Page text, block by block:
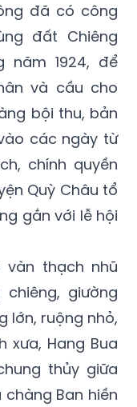
đã có công
đất Chiêng
năm 1924, để
và cầu cho
bội thu, bản
các ngày từ
chính quyền
Quỳ Châu tổ
gắn với lễ hội
vàn thạch nhũ
giường
lớn, ruộng nhỏ,
xưa, Hang Bua
thủy giữa
Ban hiền